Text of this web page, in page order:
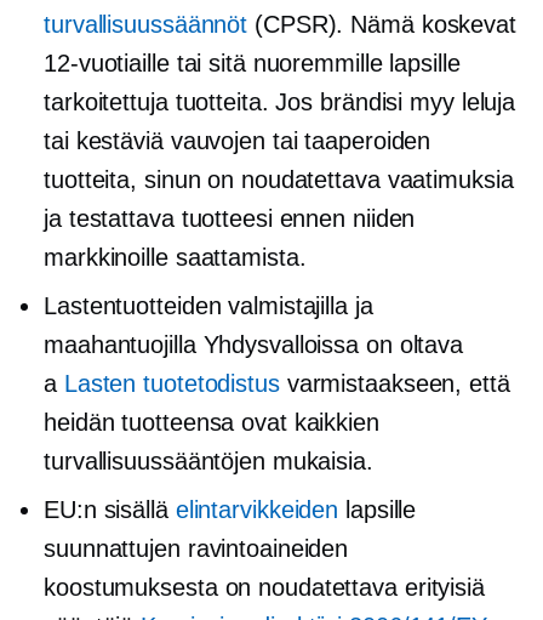
turvallisuussäännöt (CPSR). Nämä koskevat
12-vuotiaille tai sitä nuoremmille lapsille
tarkoitettuja tuotteita. Jos brändisi myy leluja
tai kestäviä vauvojen tai taaperoiden
tuotteita, sinun on noudatettava vaatimuksia
ja testattava tuotteesi ennen niiden
markkinoille saattamista.
Lastentuotteiden valmistajilla ja
maahantuojilla Yhdysvalloissa on oltava
a Lasten tuotetodistusvarmistaakseen, että
heidän tuotteensa ovat kaikkien
turvallisuussääntöjen mukaisia.
EU:n sisällä elintarvikkeiden lapsille
suunnattujen ravintoaineiden
koostumuksesta on noudatettava erityisiä